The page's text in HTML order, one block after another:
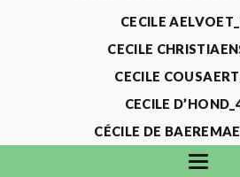
CECILE
CECILE
CECILE
CECILE
CÉCILE DE
CECILE DE